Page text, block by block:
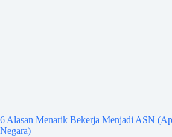
6 Alasan Menarik Bekerja Menjadi ASN
Negara)